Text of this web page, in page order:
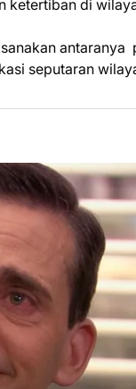
ketertiban di
seputaran